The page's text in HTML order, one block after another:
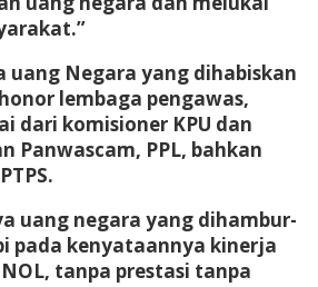
uang Negara yang dihabiskan
lembaga pengawas,
dari komisioner KPU dan
Panwascam, PPL, bahkan
uang negara yang dihambur-
pada kenyataannya kinerja
tanpa prestasi tanpa